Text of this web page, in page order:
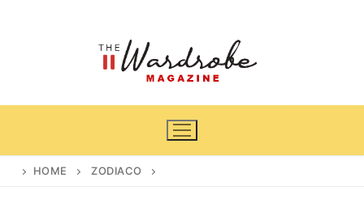
HOME ZODIACO